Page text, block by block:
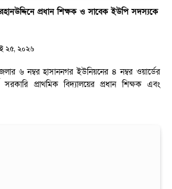
প্রধান শিক্ষক ও সাবেক ইউপি সদস্যকে
২৫, ২০২৬
৬ নম্বর হাসাননগর ইউনিয়নের ৪ নম্বর ওয়ার্ডের
প্রাথমিক বিদ্যালয়ের প্রধান শিক্ষক এবং